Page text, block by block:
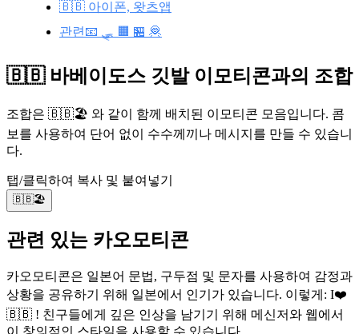
🇧🇧 아이폰, 왓츠앱
관련📧 🛷 🟧 🏪 🦧
🇧🇧 바베이도스 깃발 이모티콘과의 조합
조합은 🇧🇧🏖️ 와 같이 함께 배치된 이모티콘 모음입니다. 콤
보를 사용하여 단어 없이 수수께끼나 메시지를 만들 수 있습니
다.
탭/클릭하여 복사 및 붙여넣기
🇧🇧🏖️
관련 있는 카오모티콘
카오모티콘은 일본어 문법, 구두점 및 문자를 사용하여 감정과
상황을 공유하기 위해 일본에서 인기가 있습니다. 이렇게: I❤️
🇧🇧 ! 친구들에게 깊은 인상을 남기기 위해 메신저와 웹에서